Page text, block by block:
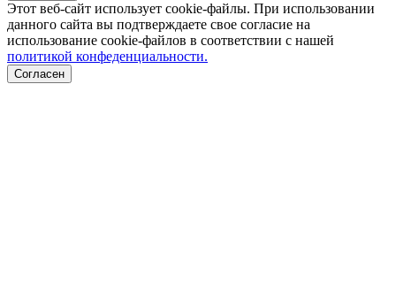
Этот веб-сайт использует cookie-файлы. При использовании
данного сайта вы подтверждаете свое согласие на
использование cookie-файлов в соответствии с нашей
политикой конфеденциальности.
Согласен